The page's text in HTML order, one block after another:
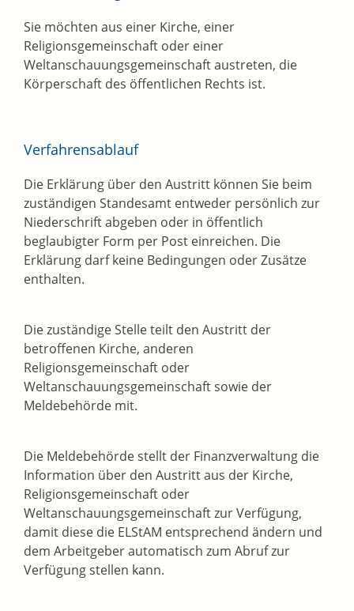
Sie möchten aus einer Kirche, einer
Religionsgemeinschaft oder einer
Weltanschauungsgemeinschaft austreten, die
Körperschaft des öffentlichen Rechts ist.
Verfahrensablauf
Die Erklärung über den Austritt können Sie beim
zuständigen Standesamt entweder persönlich zur
Niederschrift abgeben oder in öffentlich
beglaubigter Form per Post einreichen. Die
Erklärung darf keine Bedingungen oder Zusätze
enthalten.
Die zuständige Stelle teilt den Austritt der
betroffenen Kirche, anderen
Religionsgemeinschaft oder
Weltanschauungsgemeinschaft sowie der
Meldebehörde mit.
Die Meldebehörde stellt der Finanzverwaltung die
Information über den Austritt aus der Kirche,
Religionsgemeinschaft oder
Weltanschauungsgemeinschaft zur Verfügung,
damit diese die ELStAM entsprechend ändern und
dem Arbeitgeber automatisch zum Abruf zur
Verfügung stellen kann.